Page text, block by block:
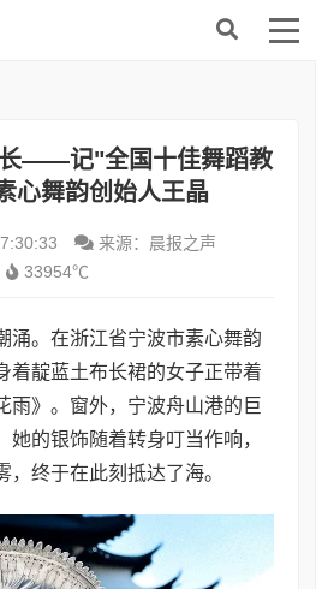
——记"全国十佳舞蹈教
心舞韵创始人王晶
来源：晨报之声
33954℃
涌。在浙江省宁波市素心舞韵
着靛蓝土布长裙的女子正带着
雨》。窗外，宁波舟山港的巨
的银饰随着转身叮当作响，
终于在此刻抵达了海。